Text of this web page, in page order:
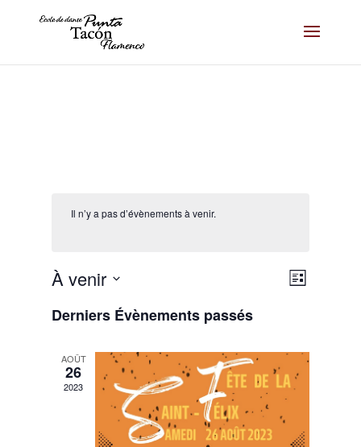
Il n’y a pas d’évènements à venir.
de
Liste
À venir
une
Derniers Évènements passés
AOÛT
26
2023